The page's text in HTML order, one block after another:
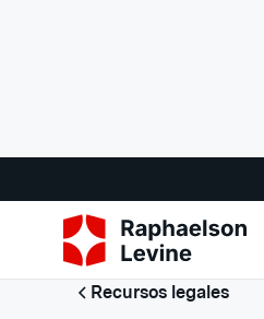
Recursos legales